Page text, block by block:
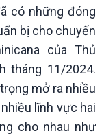
có những đóng
bị cho chuyến
của Thủ
tháng 11/2024.
mở ra nhiều
lĩnh vực hai
cho nhau như